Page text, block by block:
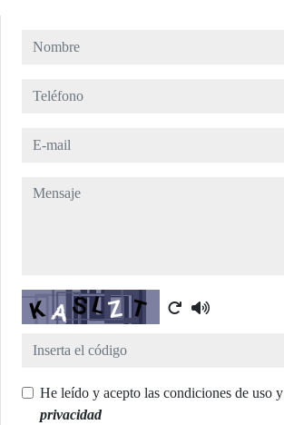
Nombre
Teléfono
E-mail
Mensaje
Captcha
He leído y acepto las condiciones de uso y
privacidad